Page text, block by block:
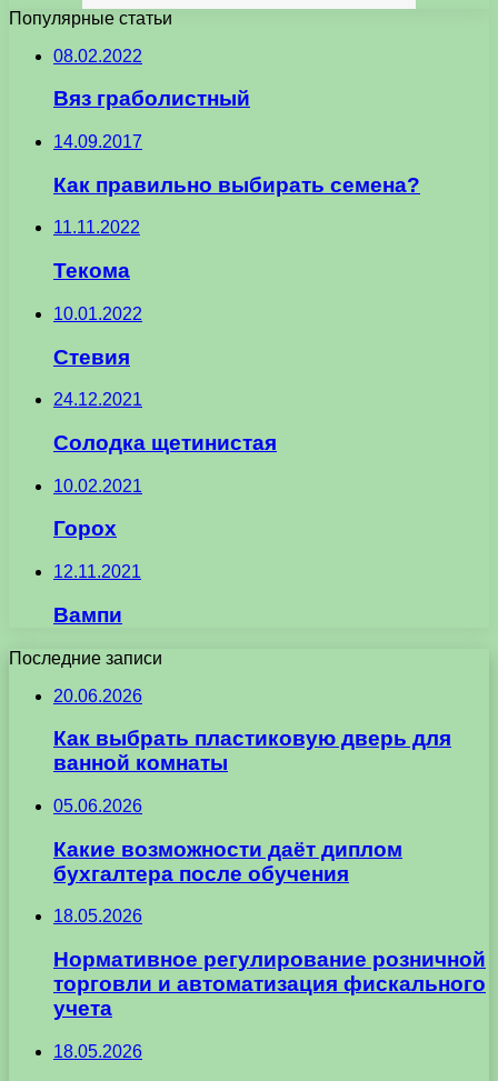
Популярные статьи
08.02.2022
Вяз граболистный
14.09.2017
Как правильно выбирать семена?
11.11.2022
Текома
10.01.2022
Стевия
24.12.2021
Солодка щетинистая
10.02.2021
Горох
12.11.2021
Вампи
Последние записи
20.06.2026
Как выбрать пластиковую дверь для
ванной комнаты
05.06.2026
Какие возможности даёт диплом
бухгалтера после обучения
18.05.2026
Нормативное регулирование розничной
торговли и автоматизация фискального
учета
18.05.2026